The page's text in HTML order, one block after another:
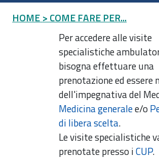
HOME > COME FARE PER...
Per accedere alle visite
specialistiche
bisogna effettuare una
prenotazione ed essere
dell'impegnativa del
Medicina generalee/o
di libera scelta.
Le visite specialistiche
prenotate presso iCUP.